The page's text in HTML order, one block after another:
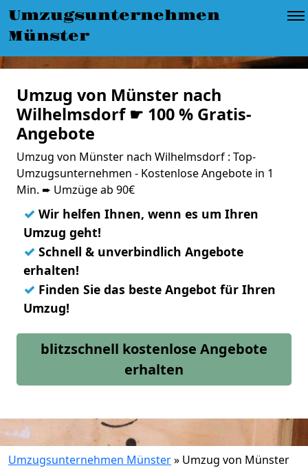
Umzugsunternehmen
Münster
Umzug von Münster nach
Wilhelmsdorf ☛ 100 % Gratis-
Angebote
Umzug von Münster nach Wilhelmsdorf : Top-
Umzugsunternehmen - Kostenlose Angebote in 1
Min. ➨ Umzüge ab 90€
✓ Wir helfen Ihnen, wenn es um Ihren
Umzug geht!
✓ Schnell & unverbindlich Angebote
erhalten!
✓ Finden Sie das beste Angebot für Ihren
Umzug!
blitzschnell kostenlose Angebote
erhalten
Umzugsunternehmen Münster» Umzug von Münster